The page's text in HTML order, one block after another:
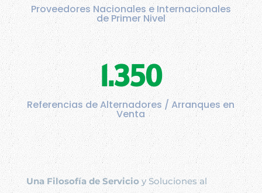
Proveedores Nacionales e Internacionales
de Primer Nivel
1.350
Referencias de Alternadores / Arranques en
Venta
Una Filosofía de Servicioy Soluciones al